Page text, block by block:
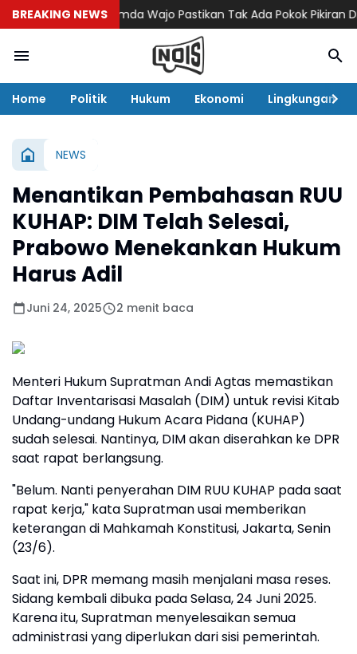
BREAKING NEWSPemda Wajo Pastikan Tak Ada Pokok Pikiran DPRD di
Home Politik Hukum Ekonomi Lingkungan
NEWS
Menantikan Pembahasan RUU
KUHAP: DIM Telah Selesai,
Prabowo Menekankan Hukum
Harus Adil
Juni 24, 2025 2 menit baca
Menteri Hukum Supratman Andi Agtas memastikan
Daftar Inventarisasi Masalah (DIM) untuk revisi Kitab
Undang-undang Hukum Acara Pidana (KUHAP)
sudah selesai. Nantinya, DIM akan diserahkan ke DPR
saat rapat berlangsung.
"Belum. Nanti penyerahan DIM RUU KUHAP pada saat
rapat kerja," kata Supratman usai memberikan
keterangan di Mahkamah Konstitusi, Jakarta, Senin
(23/6).
Saat ini, DPR memang masih menjalani masa reses.
Sidang kembali dibuka pada Selasa, 24 Juni 2025.
Karena itu, Supratman menyelesaikan semua
administrasi yang diperlukan dari sisi pemerintah.